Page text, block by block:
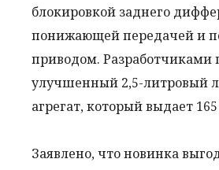
блокировкой заднего
понижающей передачей и
приводом. Разработчиками
улучшенный 2,5-литровый
агрегат, который выдает
Заявлено, что новинка